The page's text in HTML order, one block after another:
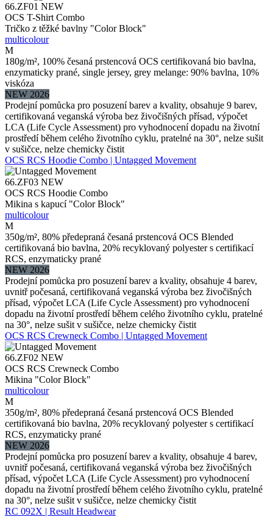
66.ZF01 NEW
OCS T-Shirt Combo
Tričko z těžké bavlny "Color Block"
multicolour
M
180g/m², 100% česaná prstencová OCS certifikovaná bio bavlna,
enzymaticky prané, single jersey, grey melange: 90% bavlna, 10%
viskóza
NEW 2026
Prodejní pomůcka pro posuzení barev a kvality, obsahuje 9 barev,
certifikovaná veganská výroba bez živočišných přísad, výpočet
LCA (Life Cycle Assessment) pro vyhodnocení dopadu na životní
prostředí během celého životního cyklu, pratelné na 30°, nelze sušit
v sušičce, nelze chemicky čistit
OCS RCS Hoodie Combo | Untagged Movement
66.ZF03 NEW
OCS RCS Hoodie Combo
Mikina s kapucí "Color Block"
multicolour
M
350g/m², 80% předepraná česaná prstencová OCS Blended
certifikovaná bio bavlna, 20% recyklovaný polyester s certifikací
RCS, enzymaticky prané
NEW 2026
Prodejní pomůcka pro posuzení barev a kvality, obsahuje 4 barev,
uvnitř počesaná, certifikovaná veganská výroba bez živočišných
přísad, výpočet LCA (Life Cycle Assessment) pro vyhodnocení
dopadu na životní prostředí během celého životního cyklu, pratelné
na 30°, nelze sušit v sušičce, nelze chemicky čistit
OCS RCS Crewneck Combo | Untagged Movement
66.ZF02 NEW
OCS RCS Crewneck Combo
Mikina "Color Block"
multicolour
M
350g/m², 80% předepraná česaná prstencová OCS Blended
certifikovaná bio bavlna, 20% recyklovaný polyester s certifikací
RCS, enzymaticky prané
NEW 2026
Prodejní pomůcka pro posuzení barev a kvality, obsahuje 4 barev,
uvnitř počesaná, certifikovaná veganská výroba bez živočišných
přísad, výpočet LCA (Life Cycle Assessment) pro vyhodnocení
dopadu na životní prostředí během celého životního cyklu, pratelné
na 30°, nelze sušit v sušičce, nelze chemicky čistit
RC 092X | Result Headwear